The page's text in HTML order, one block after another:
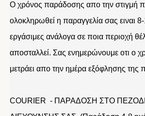
Ο χρόνος παράδοσης απο την στιγμή
ολοκληρωθεί η παραγγελία σας ειναι
εργάσιμες ανάλογα σε ποια περιοχή
αποσταλλεί. Σας ενημερώνουμε οτι ο
μετράει απο την ημέρα εξόφλησης της
COURIER - ΠΑΡΑΔΟΣΗ ΣΤΟ